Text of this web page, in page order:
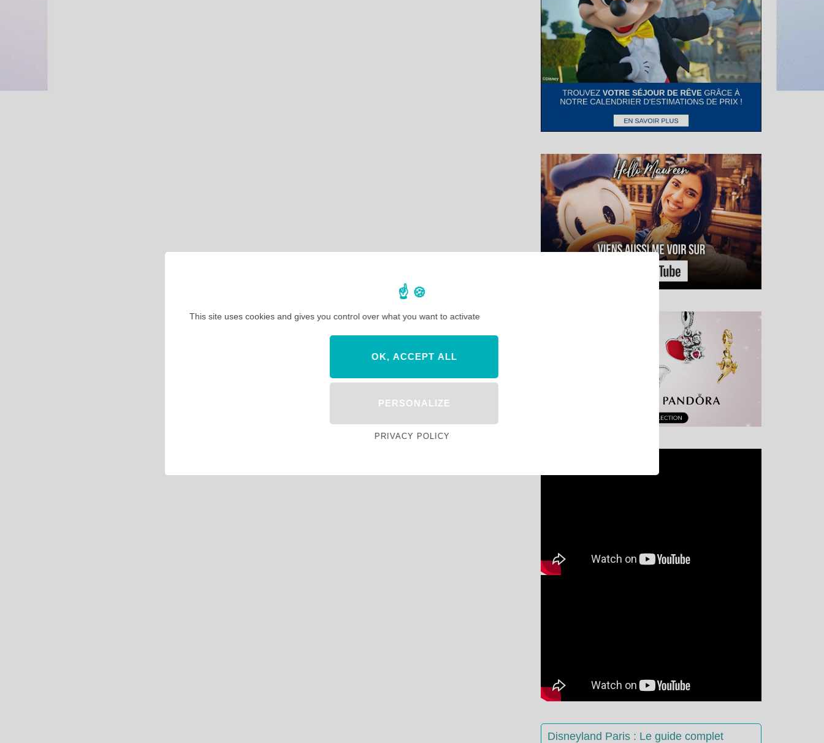
Disneyland Paris : Le guide complet
This site uses cookies and gives you control over what you want to activate
OK, ACCEPT ALL
PERSONALIZE
PRIVACY POLICY